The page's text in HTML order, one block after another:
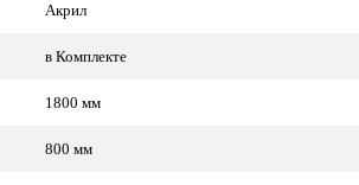
Акрил
в Комплекте
1800 мм
800 мм